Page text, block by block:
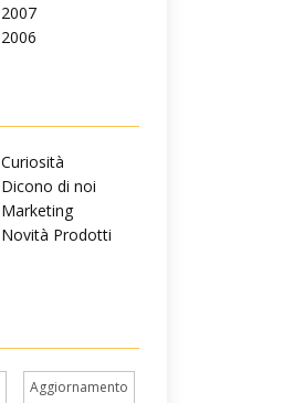
2007
2006
Curiosità
Dicono di noi
Marketing
Novità Prodotti
Aggiornamento